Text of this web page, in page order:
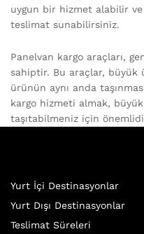
uygun bir hizmet alabilir
teslimat sunabilirsiniz.
Panelvan kargo araçları,
sahiptir. Bu araçlar, büyük
ürünün aynı anda
kargo hizmeti almak,
taşıtabilmeniz için
Yurt İçi Destinasyonlar
Yurt Dışı Destinasyonlar
Teslimat Süreleri